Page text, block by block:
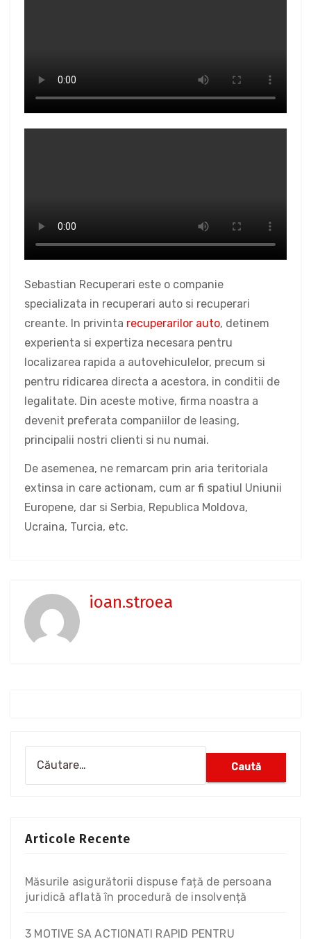
Sebastian Recuperari este o companie
specializata in recuperari auto si recuperari
creante. In privinta recuperarilor auto, detinem
experienta si expertiza necesara pentru
localizarea rapida a autovehiculelor, precum si
pentru ridicarea directa a acestora, in conditii de
legalitate. Din aceste motive, firma noastra a
devenit preferata companiilor de leasing,
principalii nostri clienti si nu numai.
De asemenea, ne remarcam prin aria teritoriala
extinsa in care actionam, cum ar fi spatiul Uniunii
Europene, dar si Serbia, Republica Moldova,
Ucraina, Turcia, etc.
ioan.stroea
Articole Recente
Măsurile asigurătorii dispuse față de persoana
juridică aflată în procedură de insolvență
3 MOTIVE SA ACTIONATI RAPID PENTRU